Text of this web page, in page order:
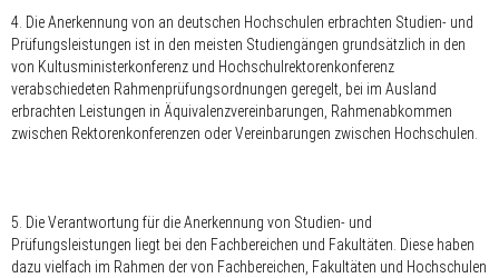
4. Die Anerkennung von an deutschen Hochschulen erbrachten Studien- und
Prüfungsleistungen ist in den meisten Studiengängen grundsätzlich in den
von Kultusministerkonferenz und Hochschulrektorenkonferenz
verabschiedeten Rahmenprüfungsordnungen geregelt, bei im Ausland
erbrachten Leistungen in Äquivalenzvereinbarungen, Rahmenabkommen
zwischen Rektorenkonferenzen oder Vereinbarungen zwischen Hochschulen.
5. Die Verantwortung für die Anerkennung von Studien- und
Prüfungsleistungen liegt bei den Fachbereichen und Fakultäten. Diese haben
dazu vielfach im Rahmen der von Fachbereichen, Fakultäten und Hochschulen